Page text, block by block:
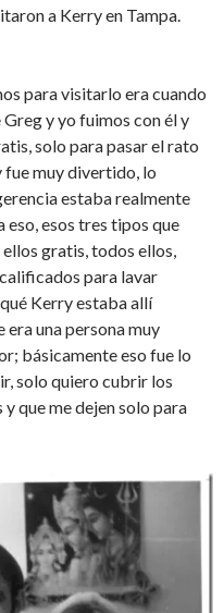
a Kerry en Tampa.
para visitarlo era cuando
y yo fuimos con él y
solo para pasar el rato
fue muy divertido, lo
estaba realmente
eso, esos tres tipos que
gratis, todos ellos,
para lavar
Kerry estaba allí
una persona muy
básicamente eso fue lo
solo quiero cubrir los
que me dejen solo para